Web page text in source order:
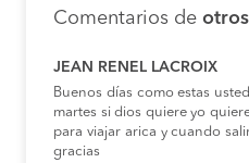
Comentarios de
JEAN RENEL LACROIX
Buenos días como estas
martes si dios quiere yo
para viajar arica y cuando
gracias